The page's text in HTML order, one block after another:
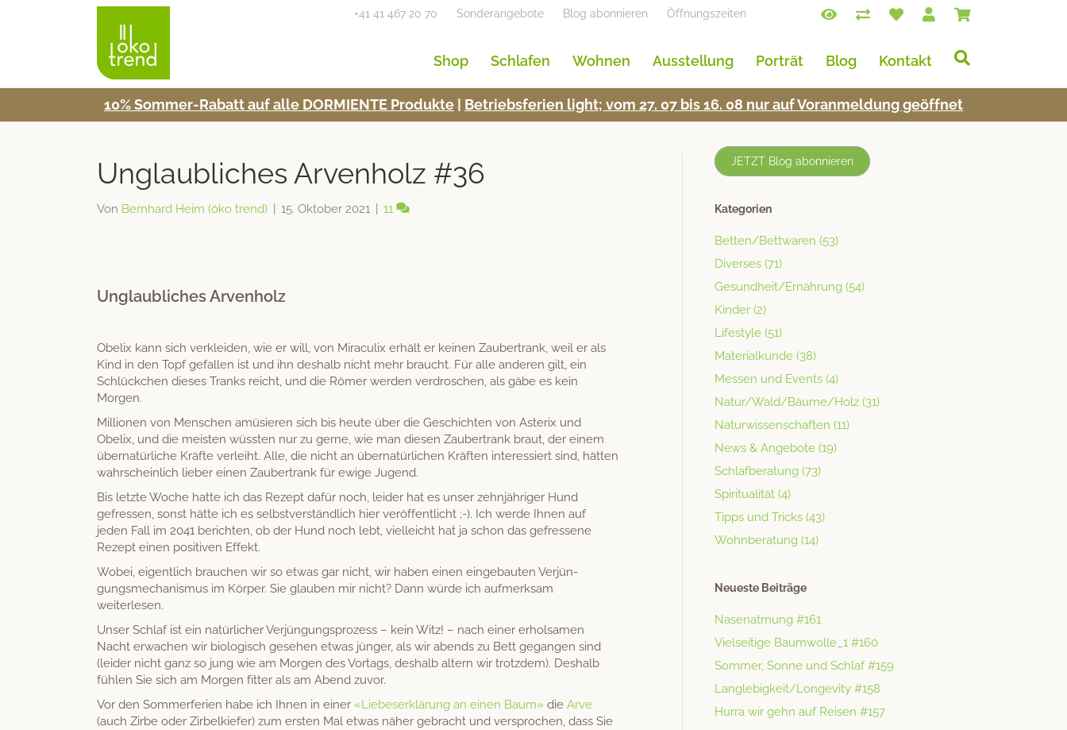
+41 41 467 20 70 Sonderangebote Blog abonnieren Öffnungszeiten
Shop Schlafen Wohnen Ausstellung Porträt Blog Kontakt
10% Som­mer-Rabatt auf alle DORMIENTE Pro­duk­te Betrieb­s­fe­rien light; vom 27. 07 bis 16. 08 nur auf Voran­mel­dung geöffnet
Unglaubliches Arvenholz #36
Von Bernhard Heim (öko trend) 15. Oktober 2021 11
Unglaubliches Arvenholz
Obelix kann sich verklei­den, wie er will, von Mira­c­ulix erhält er keinen Zauber­trank, weil er als
Kind in den Topf gefall­en ist und ihn deshalb nicht mehr braucht. Für alle anderen gilt, ein
Schlückchen dieses Tranks reicht, und die Römer wer­den ver­droschen, als gäbe es kein
Morgen.
Mil­lio­nen von Men­schen amüsieren sich bis heute über die Geschicht­en von Aster­ix und
Obelix, und die meis­ten wüssten nur zu gerne, wie man diesen Zauber­trank braut, der einem
über­natür­liche Kräfte ver­lei­ht. Alle, die nicht an über­natür­lichen Kräften inter­essiert sind, hät­ten
wahrschein­lich lieber einen Zauber­trank für ewige Jugend.
Bis let­zte Woche hat­te ich das Rezept dafür noch, lei­der hat es unser zehn­jähriger Hund
gefressen, son­st hätte ich es selb­stver­ständlich hier veröf­fentlicht ;-). Ich werde Ihnen auf
jeden Fall im 2041 bericht­en, ob der Hund noch lebt, vielle­icht hat ja schon das gefressene
Rezept einen pos­i­tiv­en Effekt.
Wobei, eigentlich brauchen wir so etwas gar nicht, wir haben einen einge­baut­en Ver­jün­
gungsmech­a­nis­mus im Kör­p­er. Sie glauben mir nicht? Dann würde ich aufmerk­sam
weiterlesen.
Unser Schlaf ist ein natür­lich­er Ver­jün­gung­sprozess – kein Witz! – nach ein­er erhol­samen
Nacht erwachen wir biol­o­gisch gese­hen etwas jünger, als wir abends zu Bett gegan­gen sind
(lei­der nicht ganz so jung wie am Mor­gen des Vortags, deshalb altern wir trotz­dem). Deshalb
fühlen Sie sich am Mor­gen fit­ter als am Abend zuvor.
Vor den Som­mer­fe­rien habe ich Ihnen in ein­er «Liebe­serk­lärung an einen Baum» die Arve
(auch Zirbe oder Zir­belkiefer) zum ersten Mal etwas näher gebracht und ver­sprochen, dass Sie
JETZT Blog abonnieren
Kategorien
Betten/Bettwaren (53)
Diverses (71)
Gesundheit/Ernährung (54)
Kinder (2)
Lifestyle (51)
Materialkunde (38)
Messen und Events (4)
Natur/Wald/Bäume/Holz (31)
Naturwissenschaften (11)
News & Angebote (19)
Schlafberatung (73)
Spiritualität (4)
Tipps und Tricks (43)
Wohnberatung (14)
Neueste Beiträge
Nasenatmung #161
Vielseitige Baumwolle_1 #160
Sommer, Sonne und Schlaf #159
Langlebigkeit/Longevity #158
Hurra wir gehn auf Reisen #157